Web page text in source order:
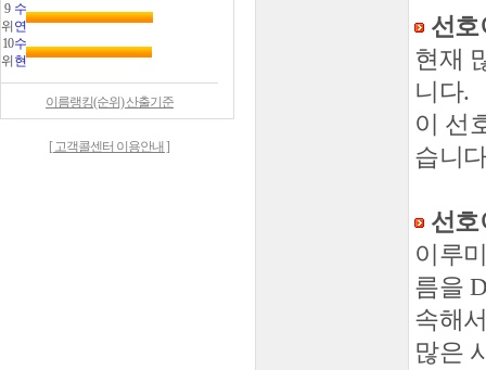
9
위
수
연
10
위
수
현
이름랭킹(순위) 산출기준
[ 고객콜센터 이용안내 ]
선호
현재
니다.
이 선
습니
선호
이루
름을
속해
많은